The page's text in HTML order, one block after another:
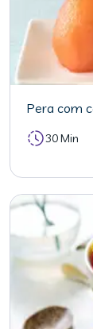
Pera com
30 Min